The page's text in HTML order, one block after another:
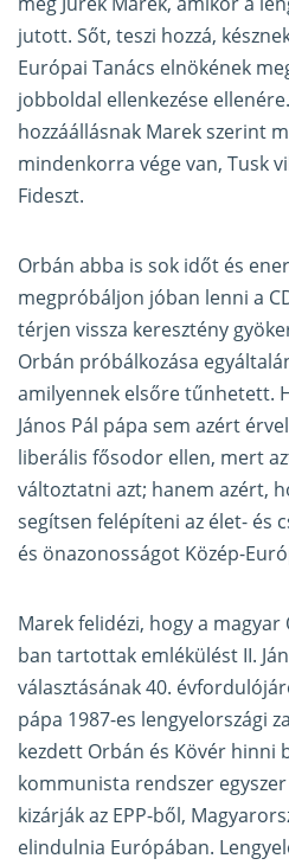
jutott. Sőt, teszi hozzá,
Európai Tanács elnökének
jobboldal ellenkezése
hozzáállásnak Marek szerint
mindenkorra vége van, Tusk
Fideszt.
Orbán abba is sok időt és
megpróbáljon jóban lenni a
térjen vissza keresztény
Orbán próbálkozása
amilyennek elsőre tűnhetett.
János Pál pápa sem azért
liberális fősodor ellen, mert
változtatni azt; hanem azért,
segítsen felépíteni az élet- és
és önazonosságot Közép-
Marek felidézi, hogy a magyar
ban tartottak emlékülést II.
választásának 40.
pápa 1987-es lengyelországi
kezdett Orbán és Kövér hinni
kommunista rendszer
kizárják az EPP-ből,
elindulnia Európában.